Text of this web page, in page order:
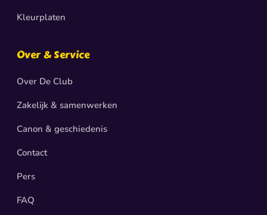
Kleurplaten
Over & Service
Over De Club
Zakelijk & samenwerken
Canon & geschiedenis
Contact
Pers
FAQ